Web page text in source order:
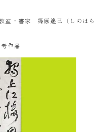
室・書家 篠原遙己（しのはら
作品